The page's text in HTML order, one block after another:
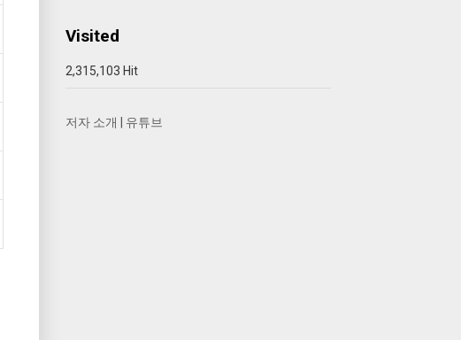
Visited
2,315,103 Hit
저자 소개 유튜브